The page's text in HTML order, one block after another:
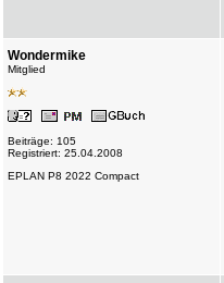
Wondermike
Mitglied
Beiträge: 105
Registriert: 25.04.2008
EPLAN P8 2022 Compact